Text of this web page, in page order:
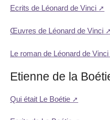
Ecrits de Léonard de Vinci
Œuvres de Léonard de Vinci
Le roman de Léonard de Vinci
Etienne de la
Qui était Le Boétie